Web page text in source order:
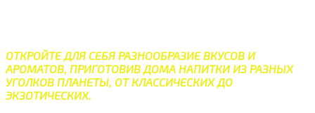
ОТКРОЙТЕ ДЛЯ СЕБЯ РАЗНООБРАЗИЕ ВКУСОВ И
АРОМАТОВ, ПРИГОТОВИВ ДОМА НАПИТКИ ИЗ РАЗНЫХ
УГОЛКОВ ПЛАНЕТЫ, ОТ КЛАССИЧЕСКИХ ДО
ЭКЗОТИЧЕСКИХ.